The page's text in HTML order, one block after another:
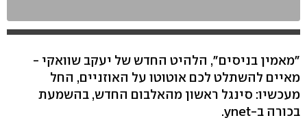
"מאמין בניסים", הלהיט החדש של יעקב שוואקי -
מאיים להשתלט לכם אוטוטו על האוזניים, החל
מעכשיו: סינגל ראשון מהאלבום החדש, בהשמעת
בכורה ב-ynet.